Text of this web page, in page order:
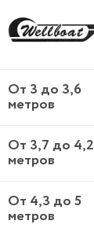
От 3 до 3,6
метров
От 3,7 до 4,2
метров
От 4,3 до 5
метров